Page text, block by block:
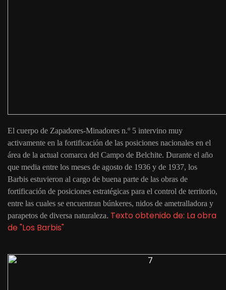
El cuerpo de Zapadores-Minadores n.º 5 intervino muy
activamente en la fortificación de las posiciones nacionales en el
área de la actual comarca del Campo de Belchite. Durante el año
que media entre los meses de agosto de 1936 y de 1937, los
Barbis estuvieron al cargo de buena parte de las obras de
fortificación de posiciones estratégicas para el control de territorio,
entre las cuales se encuentran búnkeres, nidos de ametralladora y
parapetos de diversa naturaleza. Texto obtenido de: La obra
de "Los Barbis"